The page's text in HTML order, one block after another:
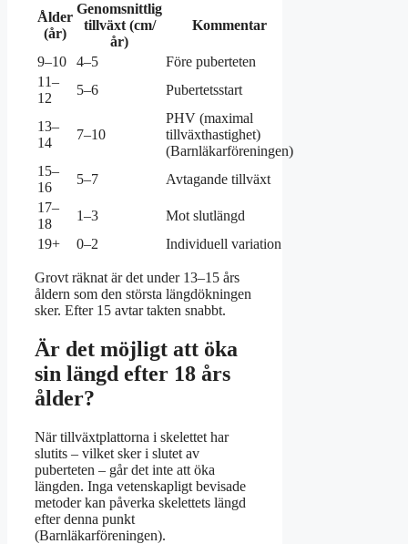
Ålder
(år)
Genomsnittlig
tillväxt (cm/
år)
Kommentar
9–10 4–5
Före puberteten
11–
12
5–6 Pubertetsstart
13–
14
7–10
PHV (maximal
tillväxthastighet)
(Barnläkarföreningen)
15–
16
5–7
Avtagande tillväxt
17–
18
1–3
Mot slutlängd
19+
0–2 Individuell variation
Grovt räknat är det under 13–15 års
åldern som den största längdökningen
sker. Efter 15 avtar takten snabbt.
Är det möjligt att öka
sin längd efter 18 års
ålder?
När tillväxtplattorna i skelettet har
slutits – vilket sker i slutet av
puberteten – går det inte att öka
längden. Inga vetenskapligt bevisade
metoder kan påverka skelettets längd
efter denna punkt
(Barnläkarföreningen).